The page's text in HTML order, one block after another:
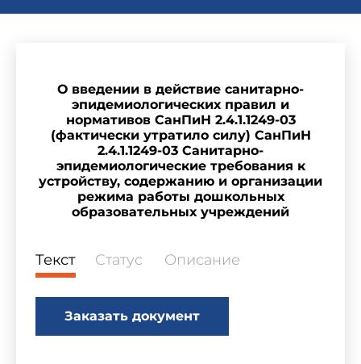
О введении в действие санитарно-
эпидемиологических правил и
нормативов СанПиН 2.4.1.1249-03
(фактически утратило силу) СанПиН
2.4.1.1249-03 Санитарно-
эпидемиологические требования к
устройству, содержанию и организации
режима работы дошкольных
образовательных учреждений
Текст Статус Описание
Заказать документ